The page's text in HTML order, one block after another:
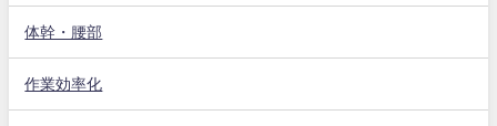
体幹・腰部
作業効率化